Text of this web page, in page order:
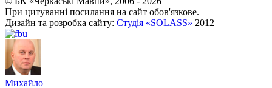
При цитуванні посилання на сайт обов'язкове.
Дизайн та розробка сайту: Студія «SOLASS» 2012
Михайло